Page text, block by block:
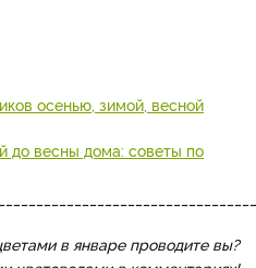
осенью, зимой, весной
до весны дома: советы по
в январе проводите вы?